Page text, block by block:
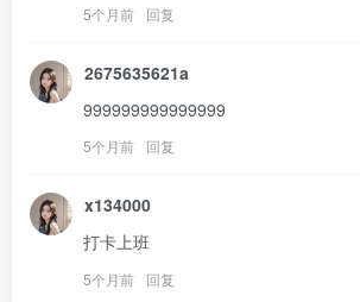
5个月前 回复
2675635621a
999999999999999
5个月前 回复
x134000
打卡上班
5个月前 回复